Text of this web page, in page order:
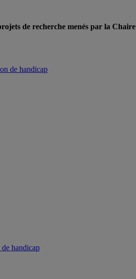
de recherche menés par la Chaire
de handicap
handicap